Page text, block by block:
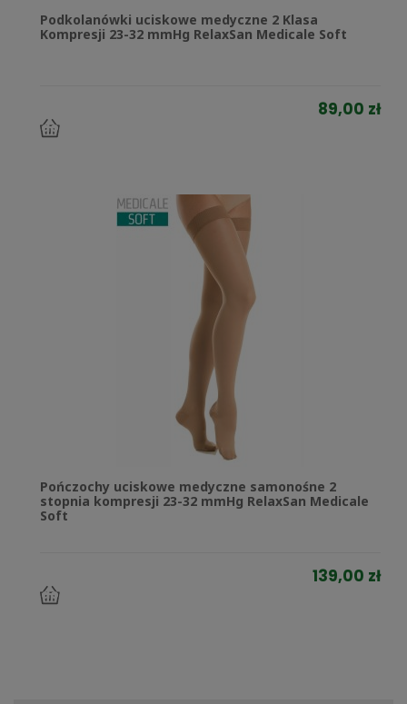
Podkolanówki uciskowe medyczne 2 Klasa
Kompresji 23-32 mmHg RelaxSan Medicale Soft
89,00 zł
do
koszyka
Pończochy uciskowe medyczne samonośne 2
stopnia kompresji 23-32 mmHg RelaxSan Medicale
Soft
139,00 zł
do